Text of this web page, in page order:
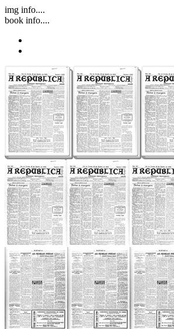
img info....
book info....